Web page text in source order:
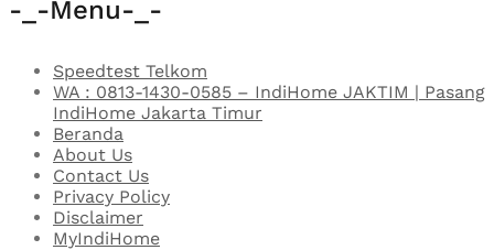
-_-Menu-_-
Speedtest Telkom
WA : 0813-1430-0585 – IndiHome JAKTIM | Pasang
IndiHome Jakarta Timur
Beranda
About Us
Contact Us
Privacy Policy
Disclaimer
MyIndiHome